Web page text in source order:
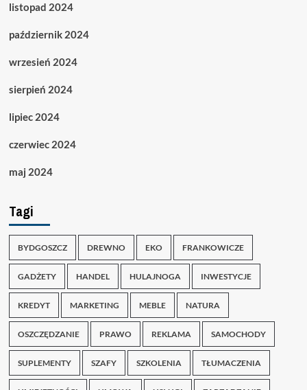
listopad 2024
październik 2024
wrzesień 2024
sierpień 2024
lipiec 2024
czerwiec 2024
maj 2024
Tagi
BYDGOSZCZ DREWNO EKO FRANKOWICZE
GADŻETY HANDEL HULAJNOGA INWESTYCJE
KREDYT MARKETING MEBLE NATURA
OSZCZĘDZANIE PRAWO REKLAMA SAMOCHODY
SUPLEMENTY SZAFY SZKOLENIA TŁUMACZENIA